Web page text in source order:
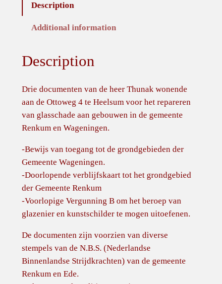
Description
Additional information
Description
Drie documenten van de heer Thunak wonende
aan de Ottoweg 4 te Heelsum voor het repareren
van glasschade aan gebouwen in de gemeente
Renkum en Wageningen.
-Bewijs van toegang tot de grondgebieden der
Gemeente Wageningen.
-Doorlopende verblijfskaart tot het grondgebied
der Gemeente Renkum
-Voorlopige Vergunning B om het beroep van
glazenier en kunstschilder te mogen uitoefenen.
De documenten zijn voorzien van diverse
stempels van de N.B.S. (Nederlandse
Binnenlandse Strijdkrachten) van de gemeente
Renkum en Ede.